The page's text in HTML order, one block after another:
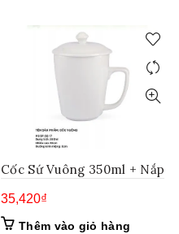
Cốc Sứ Vuông 350ml + Nắp
35,420₫
Thêm vào giỏ hàng